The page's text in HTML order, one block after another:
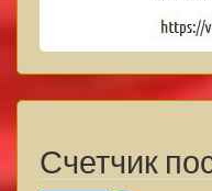
Счетчик